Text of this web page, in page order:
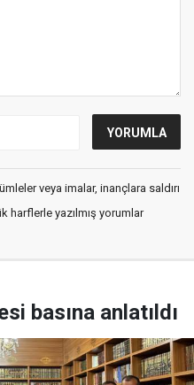
veya imalar, inançlara saldırı
harflerle yazılmış yorumlar
basına anlatıldı